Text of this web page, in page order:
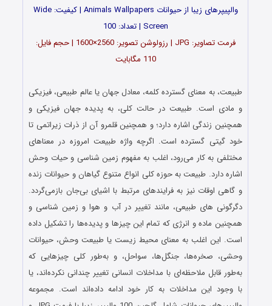
والپیپرهای زیبا از حیوانات Animals Wallpapers | کیفیت: Wide
Screen | تعداد: 100
فرمت تصاویر: JPG | رزولوشن تصویر: 2560×1600 | حجم فایل:
110 مگابایت
طبیعت، به معنای گسترده کلمه، معادل جهان یا عالم طبیعی، فیزیکی
و مادی است. طبیعت در حالت کلی، به پدیده جهان فیزیکی و
همچنین زندگی اشاره دارد؛ و همچنین قلمرو آن از ذرات زیراتمی تا
خود گیتی گسترده‌ است. اگرچه واژه طبیعت امروزه در معناهای
مختلفی به کار می‌رود، اغلب به مفهوم زمین‌ شناسی و حیات وحش
اشاره دارد. طبیعت به حوزه کلی انواع متنوع گیاهان و حیوانات زنده
و گاهی اوقات نیز به فرایندهای مرتبط با اشیای بی‌جان بازمی‌گردد.
دگرگونی‌ های طبیعی، مانند تغییر در آب‌ و هوا و زمین‌ شناسی و
همچنین ماده و انرژی که تمام این چیزها و پدیده‌ها را تشکیل داده‌
است. این اغلب به معنای محیط زیست یا طبیعت وحش، حیوانات
وحشی، صخره‌ها، جنگل‌ها، سواحل، و به‌طور کلی چیزهایی که
به‌طور قابل ملاحظه‌ای با مداخلات انسانی تغییر چندانی نکرده‌اند، یا
با وجود این مداخلات به کار خود ادامه داده‌اند است. مجموعه